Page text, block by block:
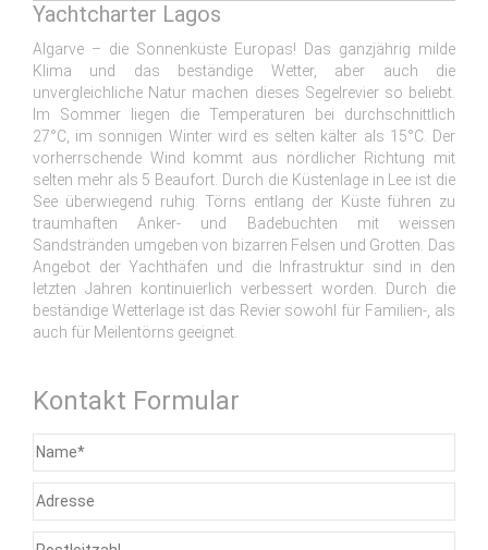
Yachtcharter Lagos
Algarve – die Sonnenküste Europas! Das ganzjährig milde
Klima und das beständige Wetter, aber auch die
unvergleichliche Natur machen dieses Segelrevier so beliebt.
Im Sommer liegen die Temperaturen bei durchschnittlich
27°C, im sonnigen Winter wird es selten kälter als 15°C. Der
vorherrschende Wind kommt aus nördlicher Richtung mit
selten mehr als 5 Beaufort. Durch die Küstenlage in Lee ist die
See überwiegend ruhig. Törns entlang der Küste führen zu
traumhaften Anker- und Badebuchten mit weissen
Sandstränden umgeben von bizarren Felsen und Grotten. Das
Angebot der Yachthäfen und die Infrastruktur sind in den
letzten Jahren kontinuierlich verbessert worden. Durch die
beständige Wetterlage ist das Revier sowohl für Familien-, als
auch für Meilentörns geeignet.
Kontakt Formular